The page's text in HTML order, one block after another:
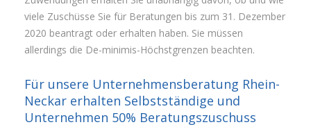
viele Zuschüsse Sie für Beratungen bis zum 31. Dezember
2020 beantragt oder erhalten haben. Sie müssen
allerdings die De-minimis-Höchstgrenzen beachten.
Für unsere Unternehmensberatung Rhein-
Neckar erhalten Selbstständige und
Unternehmen 50% Beratungszuschuss